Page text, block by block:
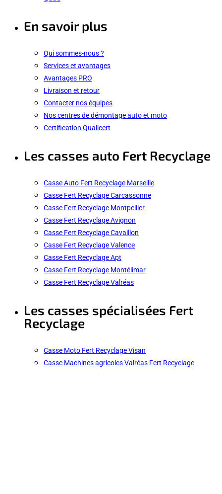
En savoir plus
Qui sommes-nous ?
Services et avantages
Avantages PRO
Livraison et retour
Contacter nos équipes
Nos centres de démontage auto et moto
Certification Qualicert
Les casses auto Fert Recyclage
Casse Auto Fert Recyclage Marseille
Casse Fert Recyclage Carcassonne
Casse Fert Recyclage Montpellier
Casse Fert Recyclage Avignon
Casse Fert Recyclage Cavaillon
Casse Fert Recyclage Valence
Casse Fert Recyclage Apt
Casse Fert Recyclage Montélimar
Casse Fert Recyclage Valréas
Les casses spécialisées Fert
Recyclage
Casse Moto Fert Recyclage Visan
Casse Machines agricoles Valréas Fert Recyclage